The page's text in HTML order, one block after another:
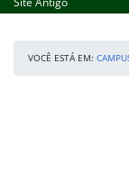
VOCÊ ESTÁ EM: